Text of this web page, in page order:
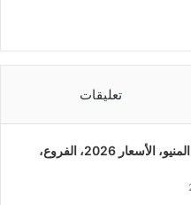
تعليقات
بيت المكرونة | المنيو، الأسعار 2026، الفروع،